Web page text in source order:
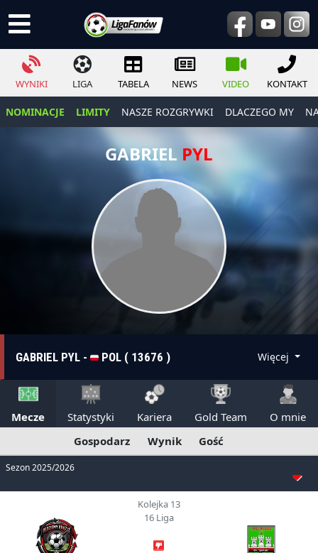
WYNIKI LIGA TABELA NEWS VIDEO KONTAKT
NOMINACJE LIMITY NASZE ROZGRYWKI DLACZEGO MY
GABRIEL PYL
GABRIEL PYL - POL ( 13676 ) Więcej
Mecze Statystyki Kariera Gold Team
O mnie
Gospodarz
Wynik Gość
Sezon 2025/2026
Kolejka 13
16 Liga